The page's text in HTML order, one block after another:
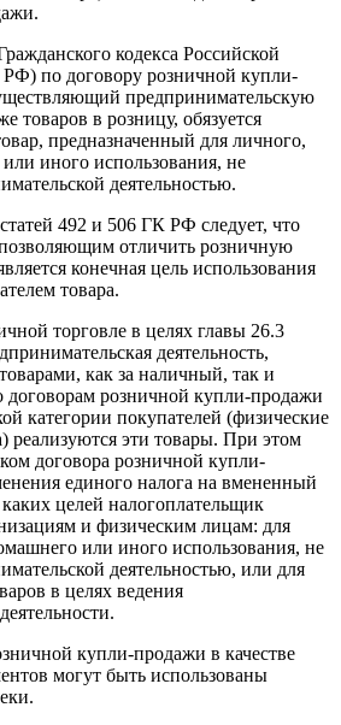
кодекса Российской
по договору розничной купли-
предпринимательскую
товаров в розницу, обязуется
предназначенный для личного,
иного использования, не
деятельностью.
492 и 506 ГК РФ следует, что
отличить розничную
конечная цель использования
товара.
торговле в целях главы 26.3
деятельность,
как за наличный, так и
договорам розничной купли-продажи
категории покупателей (физические
реализуются эти товары. При этом
договора розничной купли-
единого налога на вмененный
каких целей налогоплательщик
и физическим лицам: для
или иного использования, не
деятельностью, или для
в целях ведения
купли-продажи в качестве
могут быть использованы